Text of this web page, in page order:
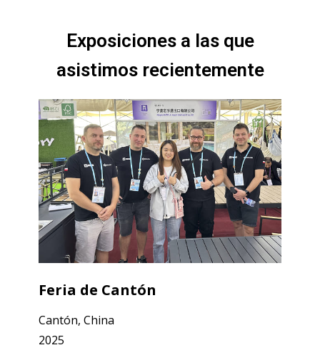
Exposiciones a las que
asistimos recientemente
Feria de Cantón
Cantón, China
2025